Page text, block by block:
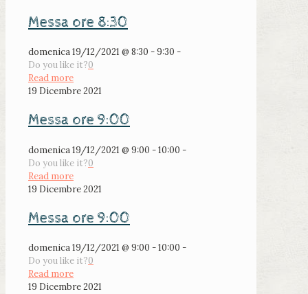
Messa ore 8:30
domenica 19/12/2021 @ 8:30 - 9:30 -
Do you like it?0
Read more
19 Dicembre 2021
Messa ore 9:00
domenica 19/12/2021 @ 9:00 - 10:00 -
Do you like it?0
Read more
19 Dicembre 2021
Messa ore 9:00
domenica 19/12/2021 @ 9:00 - 10:00 -
Do you like it?0
Read more
19 Dicembre 2021